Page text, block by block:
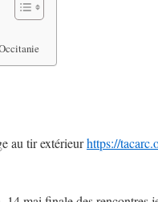
au tir extérieurhttps://